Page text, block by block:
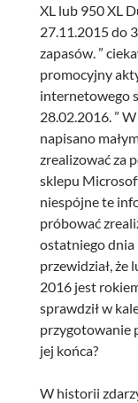
XL lub 950 XL
27.11.2015 do
zapasów. ”
promocyjny
internetowego
28.02.2016. ”
napisano
zrealizować za
sklepu
niespójne te
próbować
ostatniego
przewidział, że
2016 jest
sprawdził w
przygotowanie
jej końca?
W historii